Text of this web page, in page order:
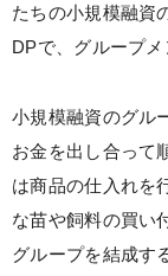
たちの小規模融資
DPで、グループメ
小規模融資のグル
お金を出し合って
は商品の仕入れを
な苗や飼料の買い
グループを結成す